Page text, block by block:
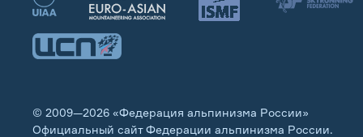
© 2009—2026 «Федерация альпинизма России»
Официальный сайт Федерации альпинизма России.